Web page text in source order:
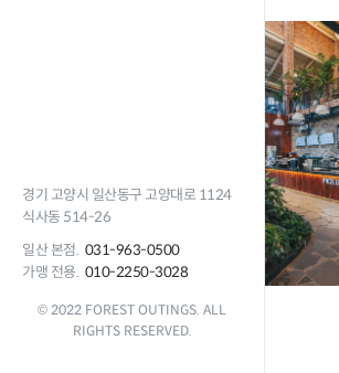
경기 고양시 일산동구 고양대로 1124
식사동 514-26
일산 본점. 031-963-0500
가맹 전용. 010-2250-3028
© 2022 FOREST OUTINGS. ALL
RIGHTS RESERVED.